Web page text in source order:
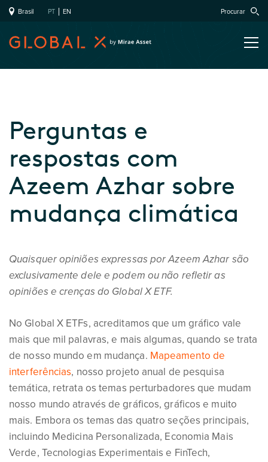
Brasil PT EN Procurar
Perguntas e
respostas com
Azeem Azhar sobre
mudança climática
Quaisquer opiniões expressas por Azeem Azhar são
exclusivamente dele e podem ou não refletir as
opiniões e crenças do Global X ETF.
No Global X ETFs, acreditamos que um gráfico vale
mais que mil palavras, e mais algumas, quando se trata
de nosso mundo em mudança. Mapeamento de
interferências, nosso projeto anual de pesquisa
temática, retrata os temas perturbadores que mudam
nosso mundo através de gráficos, gráficos e muito
mais. Embora os temas das quatro seções principais,
incluindo Medicina Personalizada, Economia Mais
Verde, Tecnologias Experimentais e FinTech,